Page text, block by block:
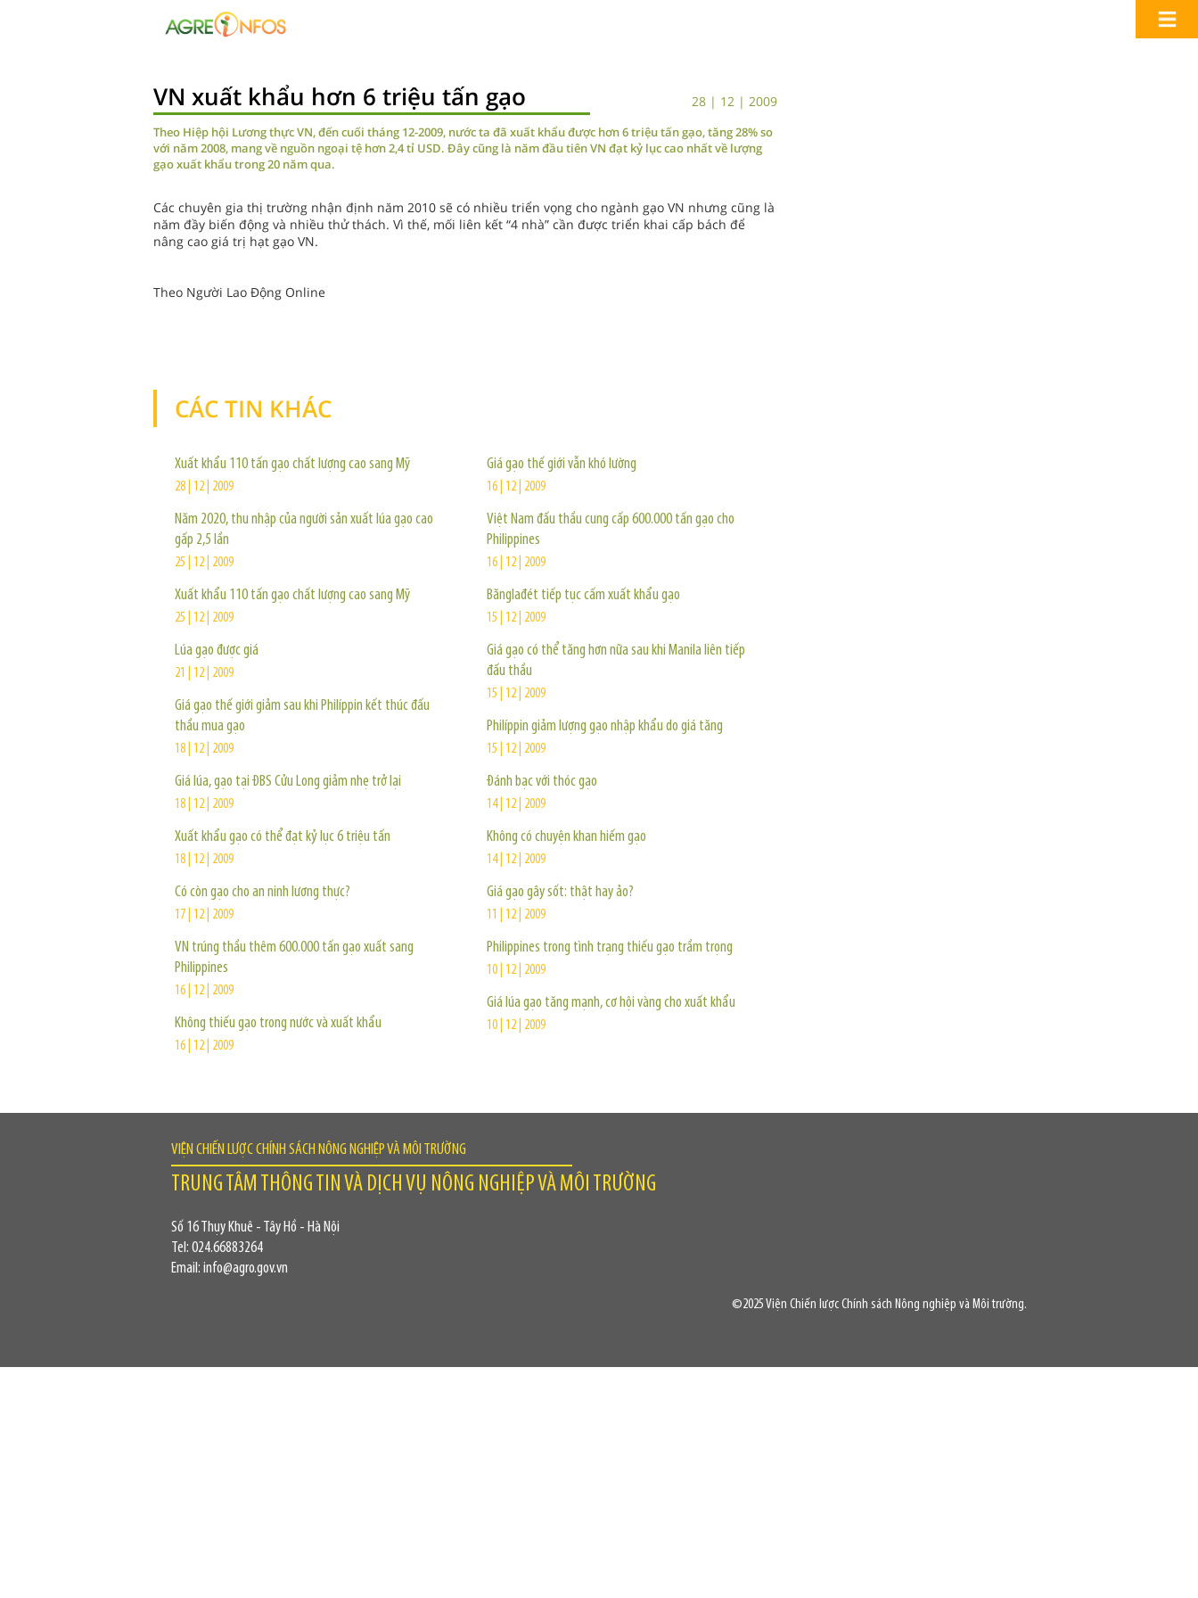
VN xuất khẩu hơn 6 triệu tấn gạo 28 | 12 | 2009
Theo Hiệp hội Lương thực VN, đến cuối tháng 12-2009, nước ta đã xuất khẩu được hơn 6 triệu tấn gạo, tăng 28% so
với năm 2008, mang về nguồn ngoại tệ hơn 2,4 tỉ USD. Đây cũng là năm đầu tiên VN đạt kỷ lục cao nhất về lượng
gạo xuất khẩu trong 20 năm qua.
Các chuyên gia thị trường nhận định năm 2010 sẽ có nhiều triển vọng cho ngành gạo VN nhưng cũng là
năm đầy biến động và nhiều thử thách. Vì thế, mối liên kết “4 nhà” cần được triển khai cấp bách để
nâng cao giá trị hạt gạo VN.
Theo Người Lao Động Online
CÁC TIN KHÁC
Xuất khẩu 110 tấn gạo chất lượng cao sang Mỹ
28 | 12 | 2009
Năm 2020, thu nhập của người sản xuất lúa gạo cao
gấp 2,5 lần
25 | 12 | 2009
Xuất khẩu 110 tấn gạo chất lượng cao sang Mỹ
25 | 12 | 2009
Lúa gạo được giá
21 | 12 | 2009
Giá gạo thế giới giảm sau khi Philíppin kết thúc đấu
thầu mua gạo
18 | 12 | 2009
Giá lúa, gạo tại ĐBS Cửu Long giảm nhẹ trở lại
18 | 12 | 2009
Xuất khẩu gạo có thể đạt kỷ lục 6 triệu tấn
18 | 12 | 2009
Có còn gạo cho an ninh lương thực?
17 | 12 | 2009
VN trúng thầu thêm 600.000 tấn gạo xuất sang
Philippines
16 | 12 | 2009
Không thiếu gạo trong nước và xuất khẩu
16 | 12 | 2009
Giá gạo thế giới vẫn khó lường
16 | 12 | 2009
Việt Nam đấu thầu cung cấp 600.000 tấn gạo cho
Philippines
16 | 12 | 2009
Bănglađét tiếp tục cấm xuất khẩu gạo
15 | 12 | 2009
Giá gạo có thể tăng hơn nữa sau khi Manila liên tiếp
đấu thầu
15 | 12 | 2009
Philíppin giảm lượng gạo nhập khẩu do giá tăng
15 | 12 | 2009
Đánh bạc với thóc gạo
14 | 12 | 2009
Không có chuyện khan hiếm gạo
14 | 12 | 2009
Giá gạo gây sốt: thật hay ảo?
11 | 12 | 2009
Philippines trong tình trạng thiếu gạo trầm trọng
10 | 12 | 2009
Giá lúa gạo tăng mạnh, cơ hội vàng cho xuất khẩu
10 | 12 | 2009
VIỆN CHIẾN LƯỢC CHÍNH SÁCH NÔNG NGHIỆP VÀ MÔI TRƯỜNG
TRUNG TÂM THÔNG TIN VÀ DỊCH VỤ NÔNG NGHIỆP VÀ MÔI TRƯỜNG
Số 16 Thụy Khuê - Tây Hồ - Hà Nội
Tel: 024.66883264
Email: info@agro.gov.vn
©2025 Viện Chiến lược Chính sách Nông nghiệp và Môi trường.